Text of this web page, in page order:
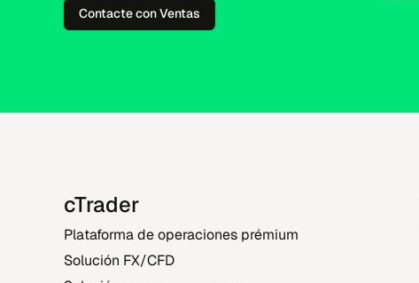
Contacte con Ventas
cTrader
Plataforma de operaciones prémium
Solución FX/CFD